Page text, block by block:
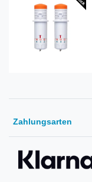
Zahlungsarten